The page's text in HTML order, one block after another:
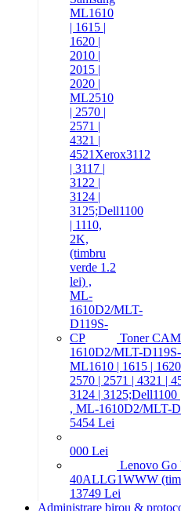
Toner
1610D2/MLT-
ML1610 | 1615 |
2570 | 2571 | 4321 |
3124 |
, ML-1610D2/MLT-
5454 Lei
000 Lei
Lenovo Go
40ALLG1WWW
13749 Lei
Administrare birou &